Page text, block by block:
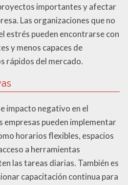
importantes y afectar
Las organizaciones que no
estrés pueden encontrarse con
y menos capaces de
rápidos del mercado.
impacto negativo en el
empresas pueden implementar
horarios flexibles, espacios
a herramientas
las tareas diarias. También es
capacitación continua para